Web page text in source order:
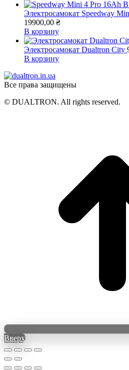
Электросамокат Speedway
19900,00 ₴
В корзину
Электросамокат Dualtron City
В корзину
Все права защищены
© DUALTRON. All rights reserved.
Вверх